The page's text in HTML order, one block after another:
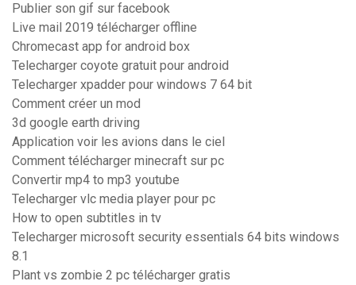
Publier son gif sur facebook
Live mail 2019 télécharger offline
Chromecast app for android box
Telecharger coyote gratuit pour android
Telecharger xpadder pour windows 7 64 bit
Comment créer un mod
3d google earth driving
Application voir les avions dans le ciel
Comment télécharger minecraft sur pc
Convertir mp4 to mp3 youtube
Telecharger vlc media player pour pc
How to open subtitles in tv
Telecharger microsoft security essentials 64 bits windows
8.1
Plant vs zombie 2 pc télécharger gratis